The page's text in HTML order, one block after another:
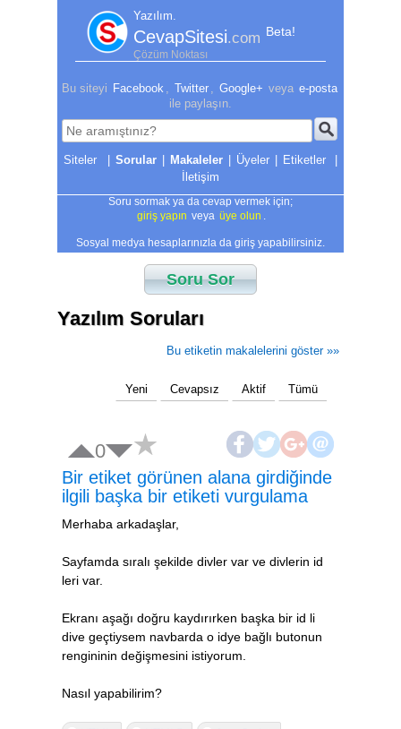
Yazılım.
CevapSitesi.com Beta!
Çözüm Noktası
Bu siteyi Facebook Twitter Google+ veya e-posta
ile paylaşın.
| Sorular | Makaleler | Üyeler | Etiketler
|
İletişim
Soru sormak ya da cevap vermek için;
giriş yapın veya üye olun
Sosyal medya hesaplarınızla da giriş yapabilirsiniz.
Soru Sor
Yazılım Soruları
Bu etiketin makalelerini göster »»
Yeni Cevapsız Aktif Tümü
0
Bir etiket görünen alana girdiğinde
ilgili başka bir etiketi vurgulama
Merhaba arkadaşlar,
Sayfamda sıralı şekilde divler var ve divlerin id
leri var.
Ekranı aşağı doğru kaydırırken başka bir id li
dive geçtiysem navbarda o idye bağlı butonun
rengininin değişmesini istiyorum.
Nasıl yapabilirim?